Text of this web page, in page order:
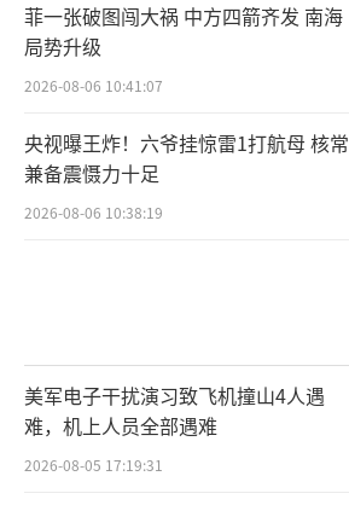
菲一张破图闯大祸 中方四箭齐发 南海
局势升级
2026-08-06 10:41:07
央视曝王炸！六爷挂惊雷1打航母 核常
兼备震慑力十足
2026-08-06 10:38:19
美军电子干扰演习致飞机撞山4人遇
难，机上人员全部遇难
2026-08-05 17:19:31